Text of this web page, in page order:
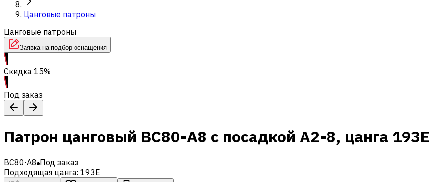
Цанговые патроны
Цанговые патроны
Заявка на подбор оснащения
Скидка 15%
Под заказ
Патрон цанговый BC80-A8 с посадкой A2-8, цанга 193E
BC80-A8 Под заказ
Подходящая цанга: 193E